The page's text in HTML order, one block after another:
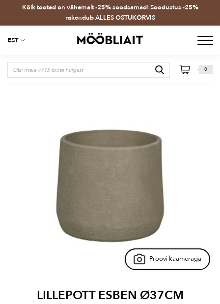
Kõik tooted on vähemalt -25% soodsamad! Soodustus -25%
rakendub ALLES OSTUKORVIS
EST
0
Proovi kaameraga
LILLEPOTT ESBEN Ø37CM